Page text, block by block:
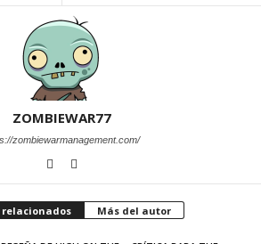
ZOMBIEWAR77
zombiewarmanagement.com/
Más del autor